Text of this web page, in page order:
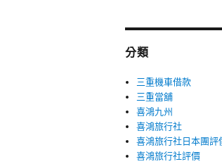
分類
三重機車借款
三重當舖
喜鴻九州
喜鴻旅行社
喜鴻旅行社日本團評
喜鴻旅行社評價